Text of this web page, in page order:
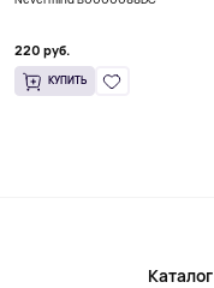
220 руб.
КУПИТЬ
Каталог